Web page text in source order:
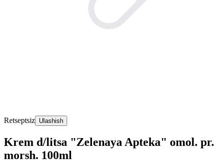
Retseptsiz Ulashish
Krem d/litsa "Zelenaya Apteka" omol. pr.
morsh. 100ml